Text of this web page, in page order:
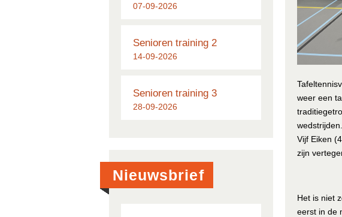
weer een
Vijf Eiken
zijn
Het is niet
eerst in de
07-09-2026
Senioren training 2
14-09-2026
Senioren training 3
28-09-2026
Nieuwsbrief